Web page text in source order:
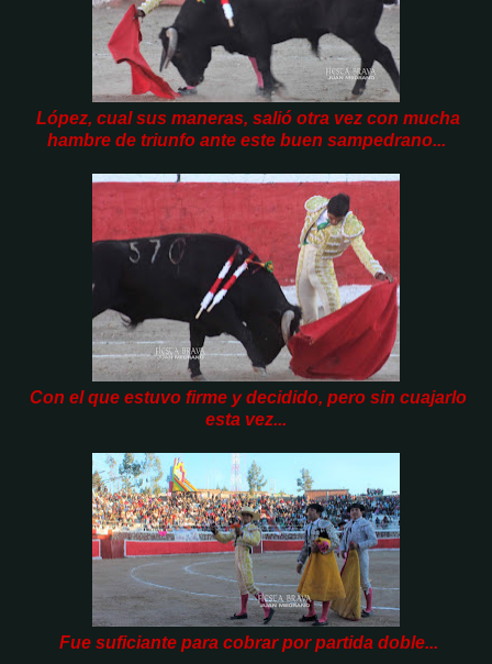
López, cual sus maneras, salió otra vez con mucha
hambre de triunfo ante este buen sampedrano...
Con el que estuvo firme y decidido, pero sin cuajarlo
esta vez...
Fue suficiante para cobrar por partida doble...